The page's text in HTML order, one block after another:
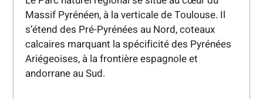
Massif Pyrénéen, à la verticale de Toulouse. Il
s’étend des Pré-Pyrénées au Nord, coteaux
calcaires marquant la spécificité des Pyrénées
Ariégeoises, à la frontière espagnole et
andorrane au Sud.